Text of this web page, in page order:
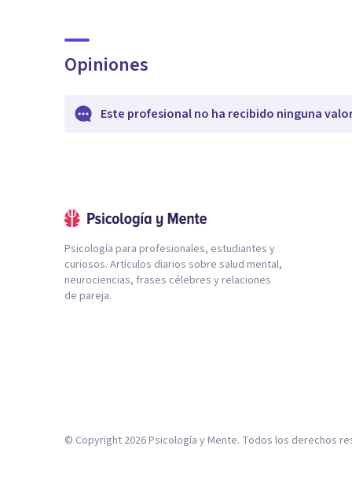
Opiniones
Este profesional no ha recibido ninguna
Psicología para profesionales, estudiantes y
curiosos. Artículos diarios sobre salud mental,
neurociencias, frases célebres y relaciones
de pareja.
© Copyright 2026Psicología y Mente. Todos los derechos